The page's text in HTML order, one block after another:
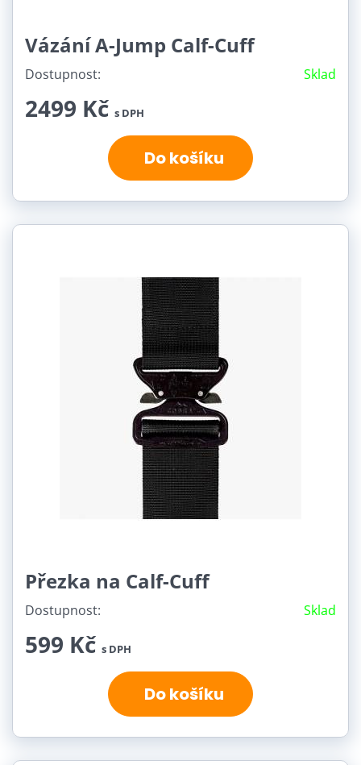
Vázání A-Jump Calf-Cuff
Dostupnost: Sklad
2499 Kč s DPH
Do košíku
Přezka na Calf-Cuff
Dostupnost: Sklad
599 Kč s DPH
Do košíku